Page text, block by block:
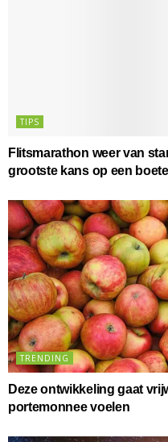
TIPS
Flitsmarathon weer van
grootste kans op een boete
TRENDING
Deze ontwikkeling gaat
portemonnee voelen